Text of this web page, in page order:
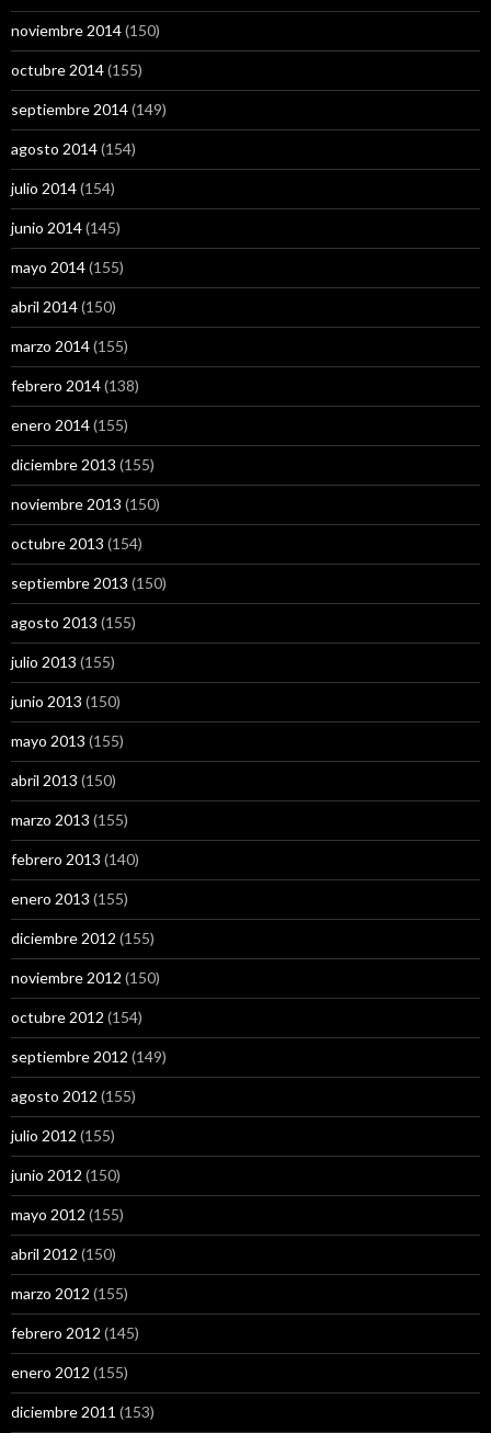
noviembre 2014(150)
octubre 2014(155)
septiembre 2014(149)
agosto 2014(154)
julio 2014(154)
junio 2014(145)
mayo 2014(155)
abril 2014(150)
marzo 2014(155)
febrero 2014(138)
enero 2014(155)
diciembre 2013 (155)
noviembre 2013 (150)
octubre 2013 (154)
septiembre 2013 (150)
agosto 2013 (155)
julio 2013 (155)
junio 2013 (150)
mayo 2013 (155)
abril 2013 (150)
marzo 2013 (155)
febrero 2013 (140)
enero 2013 (155)
diciembre 2012 (155)
noviembre 2012 (150)
octubre 2012 (154)
septiembre 2012 (149)
agosto 2012 (155)
julio 2012 (155)
junio 2012 (150)
mayo 2012 (155)
abril 2012 (150)
marzo 2012 (155)
febrero 2012 (145)
enero 2012 (155)
diciembre 2011 (153)